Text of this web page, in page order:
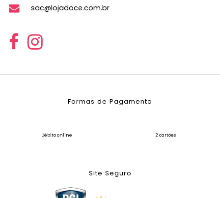
sac@lojadoce.com.br
Formas de Pagamento
Débito online 2 cartões
Site Seguro